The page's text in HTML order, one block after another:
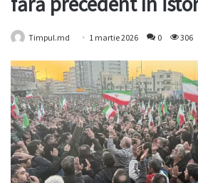
Timpul.md 1 martie 2026 0 306